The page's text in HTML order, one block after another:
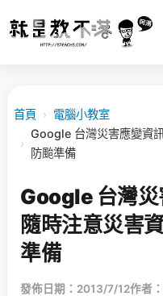
首頁 › 電腦小教室
›
Google 台灣災害應變資
防颱準備
Google 台灣災
隨時注意災害
準備
發佈日期：2013/7/12作者：